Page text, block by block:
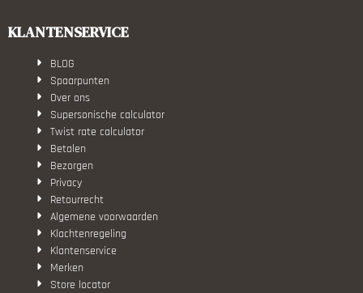
KLANTENSERVICE
BLOG
Spaarpunten
Over ons
Supersonische calculator
Twist rate calculator
Betalen
Bezorgen
Privacy
Retourrecht
Algemene voorwaarden
Klachtenregeling
Klantenservice
Merken
Store locator